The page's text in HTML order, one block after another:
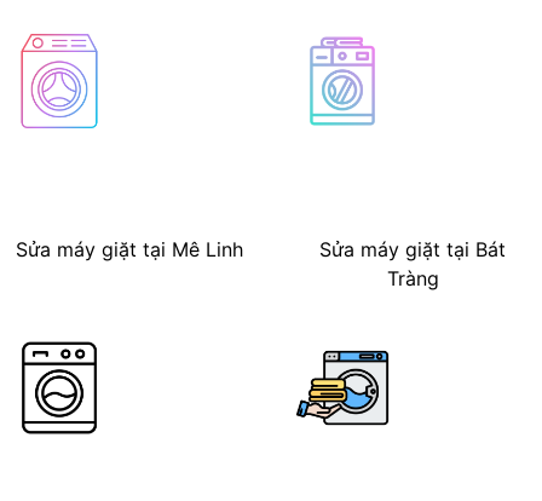
Sửa máy giặt tại Mê Linh
Sửa máy giặt tại Bát
Tràng